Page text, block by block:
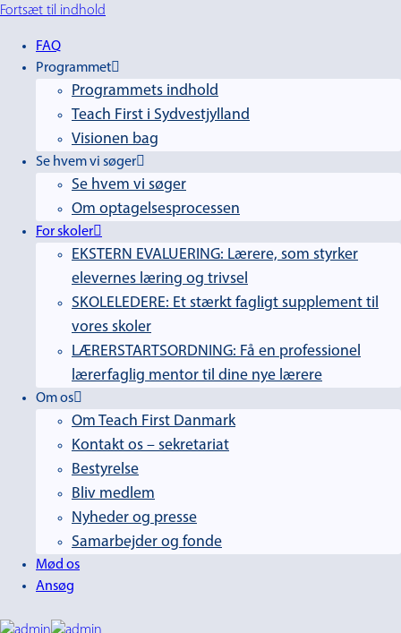
Fortsæt til indhold
FAQ
Programmet
Programmets indhold
Teach First i Sydvestjylland
Visionen bag
Se hvem vi søger
Se hvem vi søger
Om optagelsesprocessen
For skoler
EKSTERN EVALUERING: Lærere, som styrker
elevernes læring og trivsel
SKOLELEDERE: Et stærkt fagligt supplement til
vores skoler
LÆRERSTARTSORDNING: Få en professionel
lærerfaglig mentor til dine nye lærere
Om os
Om Teach First Danmark
Kontakt os – sekretariat
Bestyrelse
Bliv medlem
Nyheder og presse
Samarbejder og fonde
Mød os
Ansøg